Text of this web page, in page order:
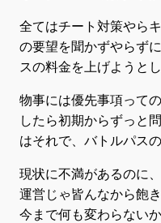
全てはチート対策やら
の要望を聞かずやらず
スの料金を上げようと
物事には優先事項って
したら初期からずっと
はそれで、バトルパス
現状に不満があるのに
運営じゃ皆んなから飽
今まで何も変わらない